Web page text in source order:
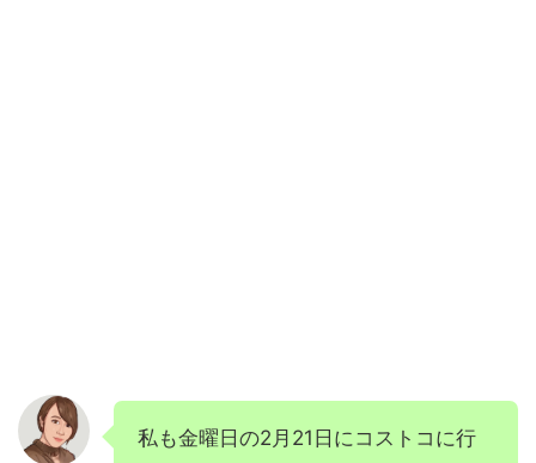
私も金曜日の2月21日にコストコに行